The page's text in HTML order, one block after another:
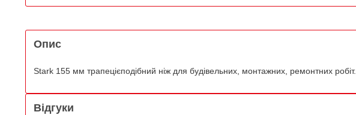
Опис
Stark 155 мм трапецієподібний ніж для будівельних, монтажних, ремонтних робіт.
Відгуки